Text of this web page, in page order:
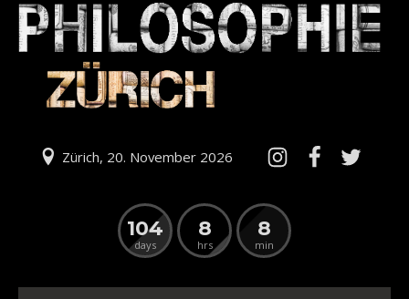
Zürich, 20. November 2026
104
days
8
hrs
8
min